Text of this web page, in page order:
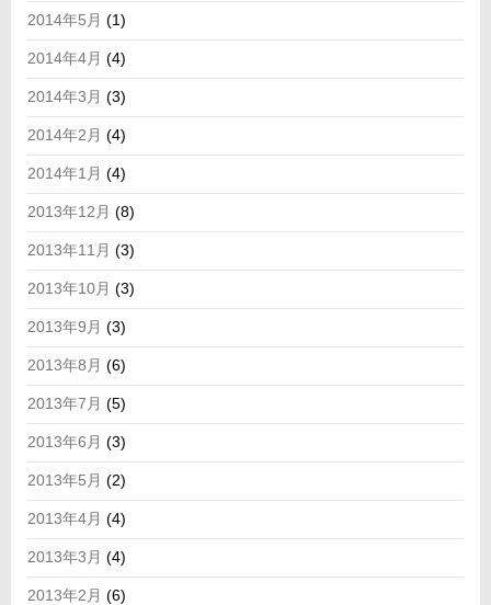
2014年5月 (1)
2014年4月 (4)
2014年3月 (3)
2014年2月 (4)
2014年1月 (4)
2013年12月 (8)
2013年11月 (3)
2013年10月 (3)
2013年9月 (3)
2013年8月 (6)
2013年7月 (5)
2013年6月 (3)
2013年5月 (2)
2013年4月 (4)
2013年3月 (4)
2013年2月 (6)